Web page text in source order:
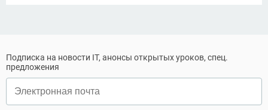
Подписка на новости IT, анонсы открытых уроков, спец.
предложения